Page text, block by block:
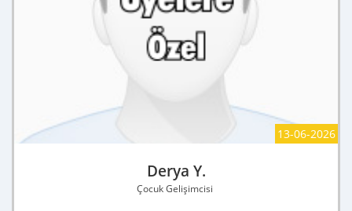
13-06-2026
Derya Y.
Çocuk Gelişimcisi